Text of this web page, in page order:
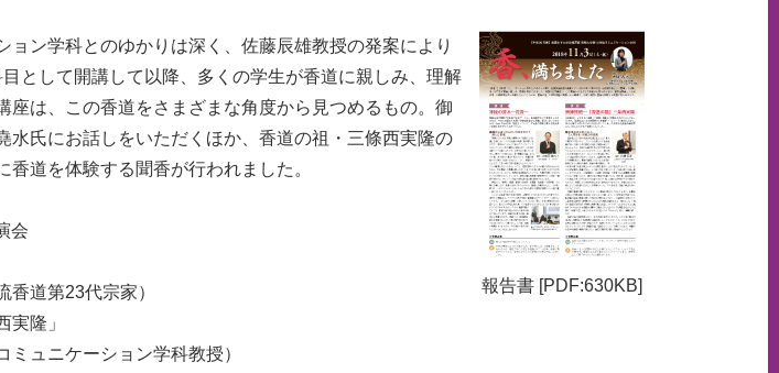
報告書 [PDF:630KB]
ョン学科とのゆかりは深く、佐藤辰雄教授の発案により
として開講して以降、多くの学生が香道に親しみ、理解
座は、この香道をさまざまな角度から見つめるもの。御
水氏にお話しをいただくほか、香道の祖・三條西実隆の
道を体験する聞香が行われました。
会
道第23代宗家）
実隆」
ュニケーション学科教授）